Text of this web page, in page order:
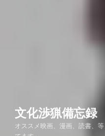
文化渉猟備忘録
オススメ映画、漫画、読書、